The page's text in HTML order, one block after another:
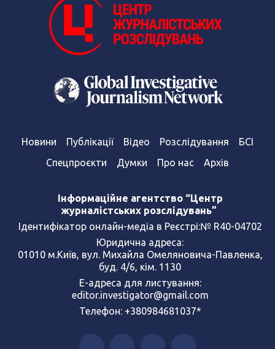
Новини Публікації Відео Розслідування
БСІ
Спецпроєкти
Думки Про нас Архів
Інформаційне агентство “Центр
журналістських розслідувань”
Ідентифікатор онлайн-медіа в Реєстрі:№ R40-04702
Юридична адреса:
01010 м.Київ, вул. Михайла Омеляновича-Павленка,
буд. 4/6, кім. 1130
Е-адреса для листування:
editor.investigator@gmail.com
Телефон: +380984681037*